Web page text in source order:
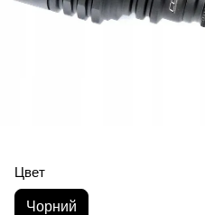
Цвет
Чорний